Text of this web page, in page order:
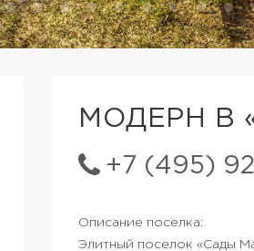
МОДЕРН В
+7 (495)
Описание поселка:
Элитный поселок «Сады